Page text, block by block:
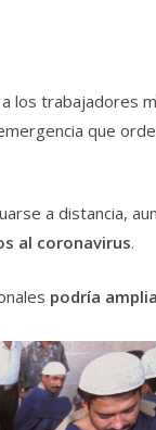
a los trabajadores
que
a distancia,
al coronavirus.
podría